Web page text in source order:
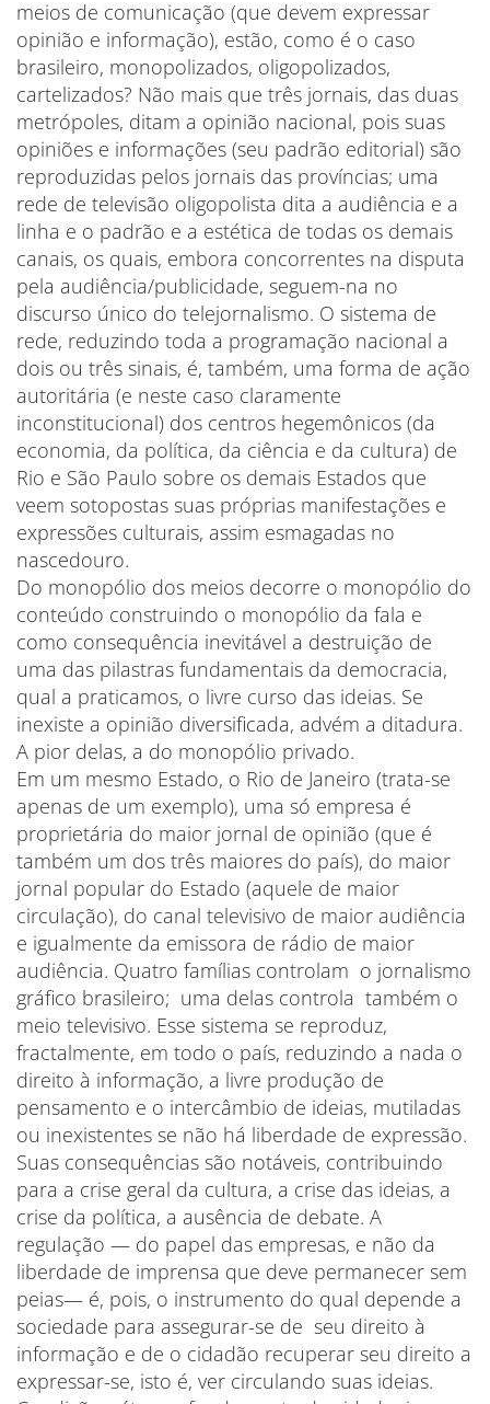
meios de comunicação (que devem expressar
opinião e informação), estão, como é o caso
brasileiro, monopolizados, oligopolizados,
cartelizados? Não mais que três jornais, das duas
metrópoles, ditam a opinião nacional, pois suas
opiniões e informações (seu padrão editorial) são
reproduzidas pelos jornais das províncias; uma
rede de televisão oligopolista dita a audiência e a
linha e o padrão e a estética de todas os demais
canais, os quais, embora concorrentes na disputa
pela audiência/publicidade, seguem-na no
discurso único do telejornalismo. O sistema de
rede, reduzindo toda a programação nacional a
dois ou três sinais, é, também, uma forma de ação
autoritária (e neste caso claramente
inconstitucional) dos centros hegemônicos (da
economia, da política, da ciência e da cultura) de
Rio e São Paulo sobre os demais Estados que
veem sotopostas suas próprias manifestações e
expressões culturais, assim esmagadas no
nascedouro.
Do monopólio dos meios decorre o monopólio do
conteúdo construindo o monopólio da fala e
como consequência inevitável a destruição de
uma das pilastras fundamentais da democracia,
qual a praticamos, o livre curso das ideias. Se
inexiste a opinião diversificada, advém a ditadura.
A pior delas, a do monopólio privado.
Em um mesmo Estado, o Rio de Janeiro (trata-se
apenas de um exemplo), uma só empresa é
proprietária do maior jornal de opinião (que é
também um dos três maiores do país), do maior
jornal popular do Estado (aquele de maior
circulação), do canal televisivo de maior audiência
e igualmente da emissora de rádio de maior
audiência. Quatro famílias controlam o jornalismo
gráfico brasileiro; uma delas controla também o
meio televisivo. Esse sistema se reproduz,
fractalmente, em todo o país, reduzindo a nada o
direito à informação, a livre produção de
pensamento e o intercâmbio de ideias, mutiladas
ou inexistentes se não há liberdade de expressão.
Suas consequências são notáveis, contribuindo
para a crise geral da cultura, a crise das ideias, a
crise da política, a ausência de debate. A
regulação — do papel das empresas, e não da
liberdade de imprensa que deve permanecer sem
peias— é, pois, o instrumento do qual depende a
sociedade para assegurar-se de seu direito à
informação e de o cidadão recuperar seu direito a
expressar-se, isto é, ver circulando suas ideias.